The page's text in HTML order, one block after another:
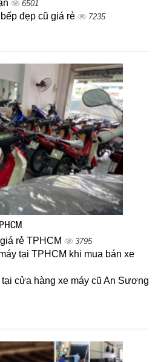
6501
đẹp cũ giá rẻ 7235
rẻ TPHCM 3795
tại TPHCM khi mua bán xe
tại cửa hàng xe máy cũ An Sương